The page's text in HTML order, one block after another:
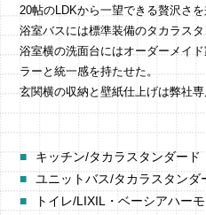
20帖のLDKから一望できる贅沢さを
浴室バスには標準装備のタカラスタ
浴室横の洗面台にはオーダーメイ
ラーと統一感を持たせた。
玄関横の収納と壁紙仕上げは弊社
キッチン/タカラスタンダード
ユニットバス/タカラスタンダ
トイレ/LIXIL・ベーシアハーモ